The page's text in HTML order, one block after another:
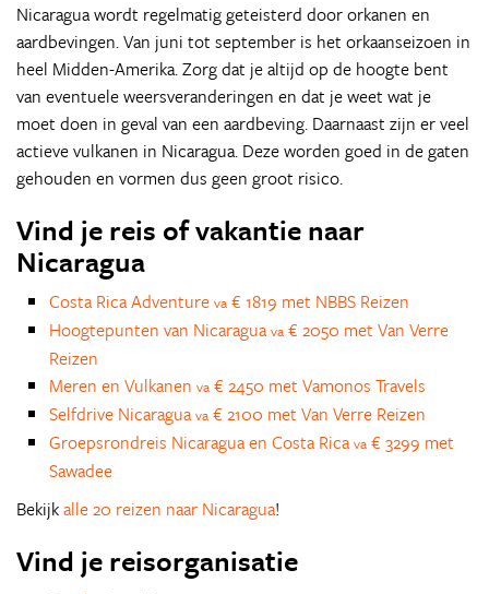
Nicaragua wordt regelmatig geteisterd door orkanen en
aardbevingen. Van juni tot september is het orkaanseizoen in
heel Midden-Amerika. Zorg dat je altijd op de hoogte bent
van eventuele weersveranderingen en dat je weet wat je
moet doen in geval van een aardbeving. Daarnaast zijn er veel
actieve vulkanen in Nicaragua. Deze worden goed in de gaten
gehouden en vormen dus geen groot risico.
Vind je reis of vakantie naar
Nicaragua
Costa Rica Adventure va € 1819 met NBBS Reizen
Hoogtepunten van Nicaragua va € 2050 met Van Verre
Reizen
Meren en Vulkanen va € 2450 met Vamonos Travels
Selfdrive Nicaragua va € 2100 met Van Verre Reizen
Groepsrondreis Nicaragua en Costa Rica va € 3299 met
Sawadee
Bekijkalle 20 reizen naar Nicaragua!
Vind je reisorganisatie